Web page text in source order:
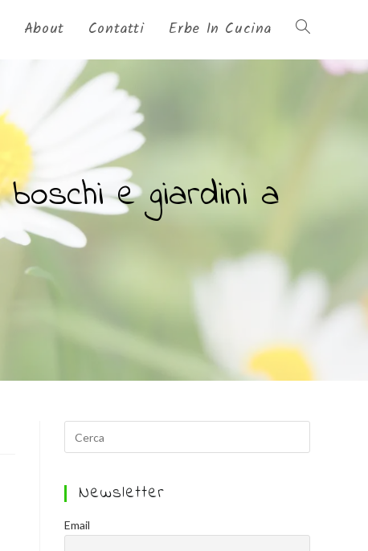
About Contatti Erbe In Cucina
e giardini a
Newsletter
Email